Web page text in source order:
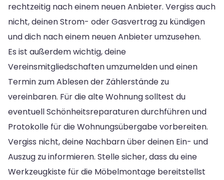
rechtzeitig nach einem neuen Anbieter. Vergiss auch
nicht, deinen Strom- oder Gasvertrag zu kündigen
und dich nach einem neuen Anbieter umzusehen.
Es ist außerdem wichtig, deine
Vereinsmitgliedschaften umzumelden und einen
Termin zum Ablesen der Zählerstände zu
vereinbaren. Für die alte Wohnung solltest du
eventuell Schönheitsreparaturen durchführen und
Protokolle für die Wohnungsübergabe vorbereiten.
Vergiss nicht, deine Nachbarn über deinen Ein- und
Auszug zu informieren. Stelle sicher, dass du eine
Werkzeugkiste für die Möbelmontage bereitstellst